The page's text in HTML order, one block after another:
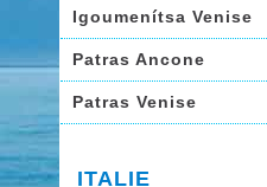
Igoumenítsa Venise
Patras Ancone
Patras Venise
ITALIE